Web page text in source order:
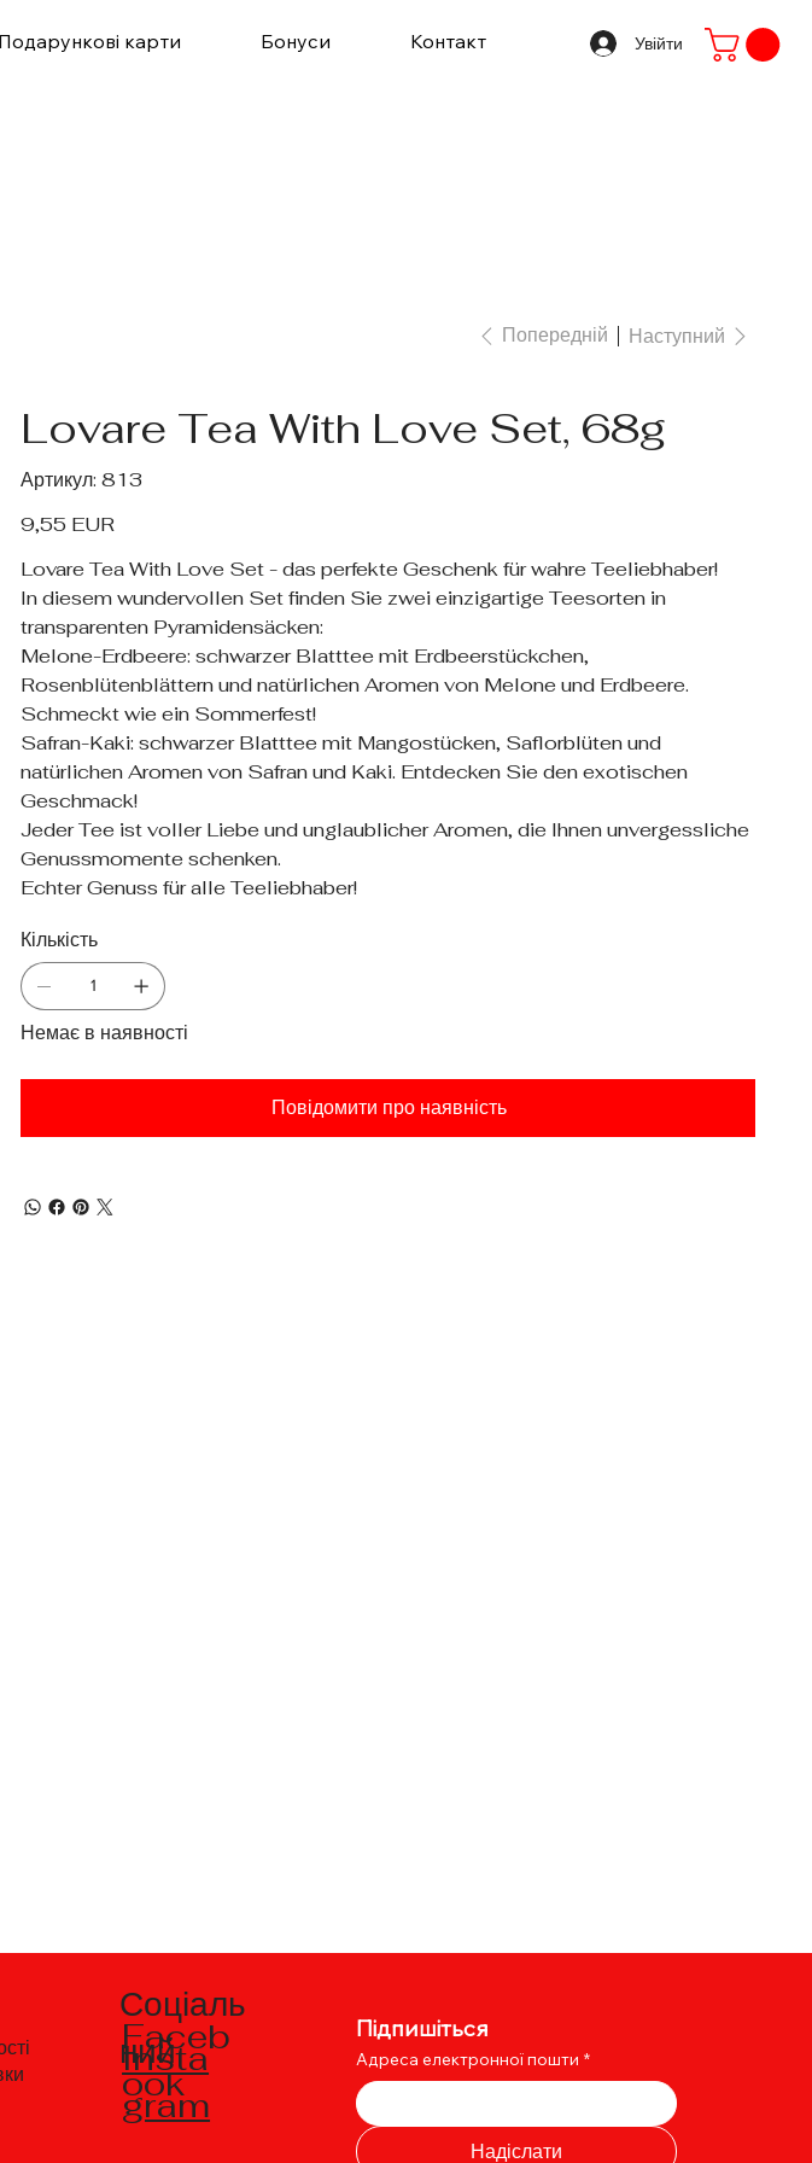
Увійти
Подарункові карти Бонуси Контакт
Попередній Наступний
Lovare Tea With Love Set, 68g
Артикул:
Артикул
813
813
Ціна
9,55 EUR
Lovare Tea With Love Set - das perfekte Geschenk für wahre Teeliebhaber!
In diesem wundervollen Set finden Sie zwei einzigartige Teesorten in
transparenten Pyramidensäcken:
Melone-Erdbeere: schwarzer Blatttee mit Erdbeerstückchen,
Rosenblütenblättern und natürlichen Aromen von Melone und Erdbeere.
Schmeckt wie ein Sommerfest!
Safran-Kaki: schwarzer Blatttee mit Mangostücken, Saflorblüten und
natürlichen Aromen von Safran und Kaki. Entdecken Sie den exotischen
Geschmack!
Jeder Tee ist voller Liebe und unglaublicher Aromen, die Ihnen unvergessliche
Genussmomente schenken.
Echter Genuss für alle Teeliebhaber!
Кількість
Немає в наявності
Повідомити про наявність
Соціаль
ний
Faceb
ook
Insta
gram
Підпишіться
Адреса електронної пошти *
Надіслати